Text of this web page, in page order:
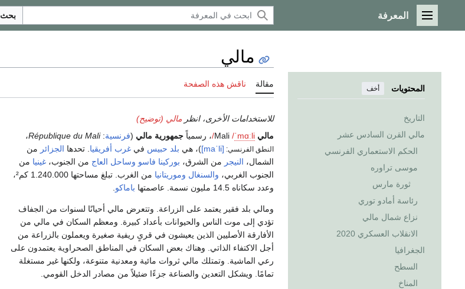
القائمة الرئيسية
المعرفة بحث
المحتويات أخف
التاريخ
مالي القرن السادس عشر
الحكم الاستعماري الفرنسي
موسى تراوره
ثورة مارس
رئاسة أمادو توري
نزاع شمال مالي
الانقلاب العسكري 2020
الجغرافيا
السطح
المناخ
مالي
مقالة ناقش هذه الصفحة
للاستخدامات الأخرى، انظر مالي (توضيح)
مالي /ˈmɑːli
/، رسمياً جمهورية مالي (فرنسية:
République du Mali،
النطق الفرنسي: [maˈli] )، هي بلد حبيس في غرب أفريقيا . تحدها الجزائر من
الشمال، النيجر من الشرق، بوركينا فاسو وساحل العاج من الجنوب، غينيا من
الجنوب الغربي، والسنغال وموريتانيا
من الغرب. تبلغ مساحتها 1.240.000 كم²،
وعدد سكاناه 14.5 مليون نسمة. عاصمتها
باماكو
ومالي بلد فقير يعتمد على الزراعة. وتتعرض مالي أحيانًا لسنوات من الجفاف
تؤدي إلى موت الناس والحيوانات بأعداد كبيرة. ومعظم السكان في مالي من
الأفارقة الأصليين الذين يعيشون في قرىٍ ريفية صغيرة ويعملون بالزراعة من
أجل الاكتفاء الذاتي. وهناك بعض السكان في المناطق الصحراوية يعتمدون على
رعي الماشية. وتمتلك مالي ثروات مائية ومعدنية متنوعة، ولكنها غير مستغلة
تمامًا. ويشكل التعدين والصناعة جزءًا ضئيلاً من مصادر الدخل القومي.